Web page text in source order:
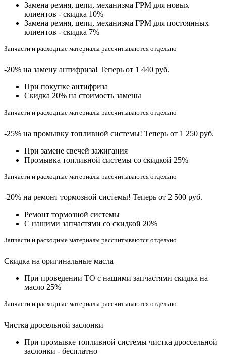
Замена ремня, цепи, механизма ГРМ для новых
клиентов - скидка 10%
Замена ремня, цепи, механизма ГРМ для постоянных
клиентов - скидка 7%
Запчасти и расходные материалы рассчитываются отдельно
-20% на замену антифриза! Теперь от 1 440 руб.
При покупке антифриза
Cкидка 20% на стоимость замены
Запчасти и расходные материалы рассчитываются отдельно
-25% на промывку топливной системы! Теперь от 1 250 руб.
При замене свечей зажигания
Промывка топливной системы со скидкой 25%
Запчасти и расходные материалы рассчитываются отдельно
-20% на ремонт тормозной системы! Теперь от 2 500 руб.
Ремонт тормозной системы
С нашими запчастями со скидкой 20%
Запчасти и расходные материалы рассчитываются отдельно
Скидка на оригинальные масла
При проведении ТО с нашими запчастями скидка на
масло 25%
Запчасти и расходные материалы рассчитываются отдельно
Чистка дросельной заслонки
При промывке топливной системы чистка дроссельной
заслонки - бесплатно